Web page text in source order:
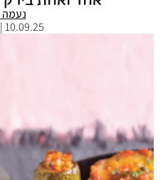
נעמה
10.09.25 | 10:36